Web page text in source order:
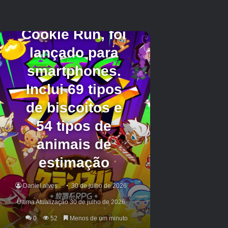
Phoenix, outros estarão vestindo simbiontes
pela primeira vez na história do popular heroio.
Isso inclui heróis como Homem-Aranha, Jeff
the Land Shark, Groot, Squirrel Girl e Rocket
Raccoon.
Jogadores ansiosos para colocar as mãos em
uma nova fantasia de simbionte imediatamente
pode querer conferir o novo traje do capitão do
Capitão América emMarvel Rivals
mostra o herói icônico vestindo o traje de
veneno e é modelado após sua aparição no
Edge do VenomverseComic Book de 2017. A
fantasia do Capitão Klyntar está atualmente
disponível na loja do jogo. Com uma temporada